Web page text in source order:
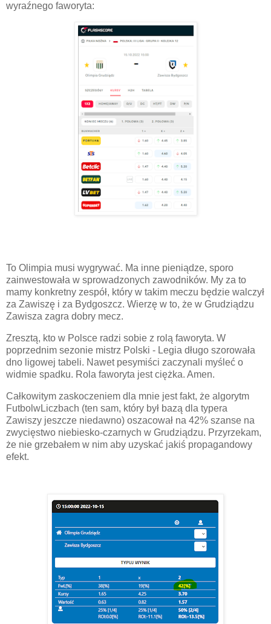
wyraźnego faworyta:
To Olimpia musi wygrywać. Ma inne pieniądze, sporo
zainwestowała w sprowadzonych zawodników. My za to
mamy konkretny zespół, który w takim meczu będzie walczył
za Zawiszę i za Bydgoszcz. Wierzę w to, że w Grudziądzu
Zawisza zagra dobry mecz.
Zresztą, kto w Polsce radzi sobie z rolą faworyta. W
poprzednim sezonie mistrz Polski - Legia długo szorowała
dno ligowej tabeli. Nawet pesymiści zaczynali myśleć o
widmie spadku. Rola faworyta jest ciężka. Amen.
Całkowitym zaskoczeniem dla mnie jest fakt, że algorytm
FutbolwLiczbach (ten sam, który był bazą dla typera
Zawiszy jeszcze niedawno) oszacował na 42% szanse na
zwycięstwo niebiesko-czarnych w Grudziądzu. Przyrzekam,
że nie grzebałem w nim aby uzyskać jakiś propagandowy
efekt.